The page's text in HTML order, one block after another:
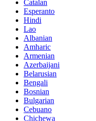
Catalan
Esperanto
Hindi
Lao
Albanian
Amharic
Armenian
Azerbaijani
Belarusian
Bengali
Bosnian
Bulgarian
Cebuano
Chichewa